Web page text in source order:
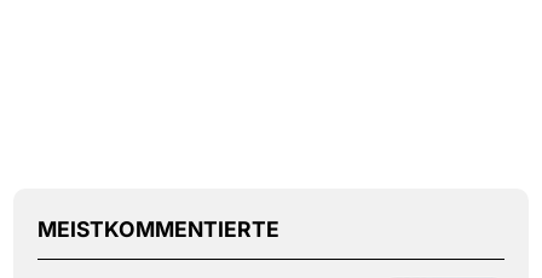
MEISTKOMMENTIERTE